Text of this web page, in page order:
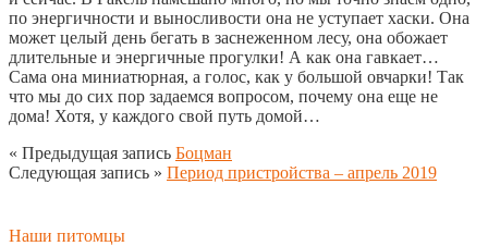
по энергичности и выносливости она не уступает хаски. Она
может целый день бегать в заснеженном лесу, она обожает
длительные и энергичные прогулки! А как она гавкает…
Сама она миниатюрная, а голос, как у большой овчарки! Так
что мы до сих пор задаемся вопросом, почему она еще не
дома! Хотя, у каждого свой путь домой…
« Предыдущая запись Боцман
Следующая запись » Период пристройства – апрель 2019
Наши питомцы